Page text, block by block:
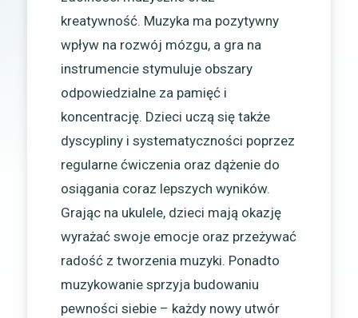
kreatywność. Muzyka ma pozytywny
wpływ na rozwój mózgu, a gra na
instrumencie stymuluje obszary
odpowiedzialne za pamięć i
koncentrację. Dzieci uczą się także
dyscypliny i systematyczności poprzez
regularne ćwiczenia oraz dążenie do
osiągania coraz lepszych wyników.
Grając na ukulele, dzieci mają okazję
wyrażać swoje emocje oraz przeżywać
radość z tworzenia muzyki. Ponadto
muzykowanie sprzyja budowaniu
pewności siebie – każdy nowy utwór